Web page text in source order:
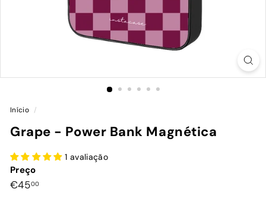
Início /
Grape - Power Bank Magnética
1 avaliação
Preço
Preço
€4500€45,00